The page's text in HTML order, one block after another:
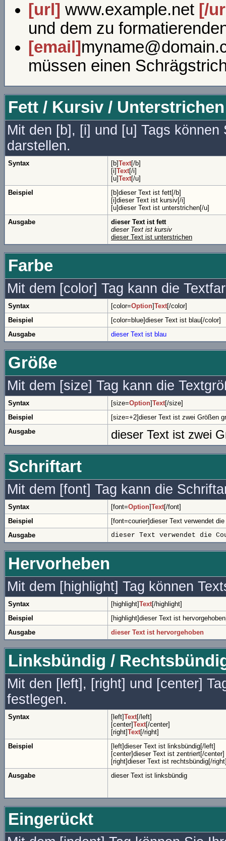
[url] www.example.net [/
und dem zu
[email]
müssen einen
Fett / Kursiv / Unterstrichen
Mit den [b], [i] und [u] Tags
darstellen.
Syntax [b]Text[/b]
[i]Text[/i]
[u]Text[/u]
Beispiel
[b]dieser Text ist fett[/b]
[i]dieser Text ist kursiv[/i]
[u]dieser Text ist unterstrichen[/u]
Ausgabe
dieser Text ist fett
dieser Text ist kursiv
dieser Text ist unterstrichen
Farbe
Mit dem [color] Tag kann die
Syntax [color=Option]Text[/color]
Beispiel
[color=blue]dieser Text ist blau[/color]
Ausgabe
dieser Text ist blau
Größe
Mit dem [size] Tag kann die
Syntax [size=Option]Text[/size]
Beispiel
[size=+2]dieser Text ist zwei Größen
Ausgabe
dieser Text ist zwei
Schriftart
Mit dem [font] Tag kann die
Syntax [font=Option]Text[/font]
Beispiel
[font=courier]dieser Text verwendet
Ausgabe
dieser Text verwendet die
Hervorheben
Mit dem [highlight] Tag können
Syntax [highlight]Text[/highlight]
Beispiel
[highlight]dieser Text ist
Ausgabe
dieser Text ist hervorgehoben
Linksbündig /
Mit den [left], [right] und [center]
festlegen.
Syntax [left]Text[/left]
[center]Text[/center]
[right]Text[/right]
Beispiel
[left]dieser Text ist linksbündig[/left]
[center]dieser Text ist zentriert[/center]
[right]dieser Text ist rechtsbündig[/
Ausgabe
dieser Text ist linksbündig
Eingerückt